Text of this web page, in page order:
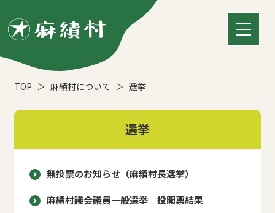
TOP 麻績村について 選挙
選挙
無投票のお知らせ（麻績村長選挙）
麻績村議会議員一般選挙 投開票結果